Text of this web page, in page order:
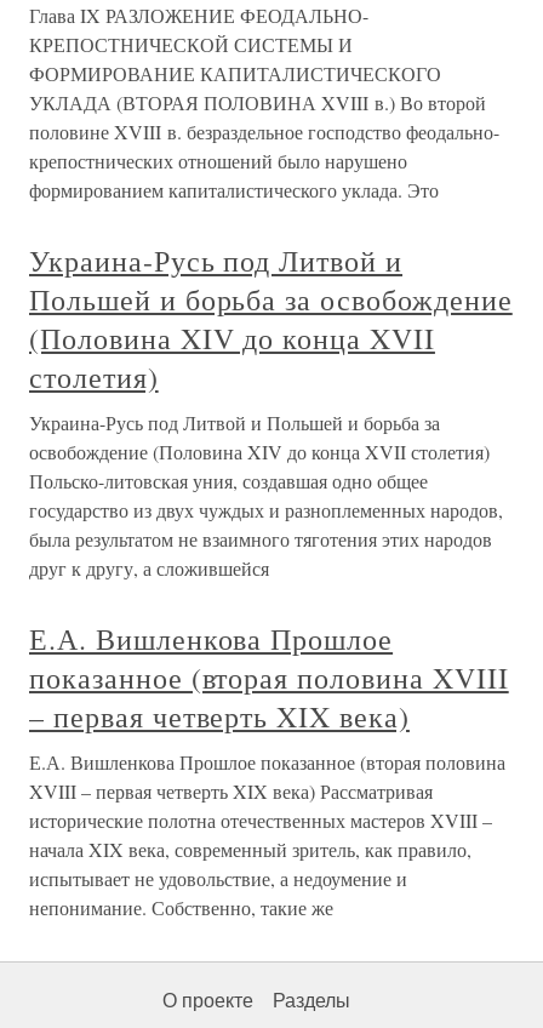
Глава IX РАЗЛОЖЕНИЕ ФЕОДАЛЬНО-
КРЕПОСТНИЧЕСКОЙ СИСТЕМЫ И
ФОРМИРОВАНИЕ КАПИТАЛИСТИЧЕСКОГО
УКЛАДА (ВТОРАЯ ПОЛОВИНА XVIII в.) Во второй
половине XVIII в. безраздельное господство феодально-
крепостнических отношений было нарушено
формированием капиталистического уклада. Это
Украина-Русь под Литвой и
Польшей и борьба за освобождение
(Половина XIV до конца XVII
столетия)
Украина-Русь под Литвой и Польшей и борьба за
освобождение (Половина XIV до конца XVII столетия)
Польско-литовская уния, создавшая одно общее
государство из двух чуждых и разноплеменных народов,
была результатом не взаимного тяготения этих народов
друг к другу, а сложившейся
Е.А. Вишленкова Прошлое
показанное (вторая половина XVIII
– первая четверть XIX века)
Е.А. Вишленкова Прошлое показанное (вторая половина
XVIII – первая четверть XIX века) Рассматривая
исторические полотна отечественных мастеров XVIII –
начала XIX века, современный зритель, как правило,
испытывает не удовольствие, а недоумение и
непонимание. Собственно, такие же
О проекте Разделы